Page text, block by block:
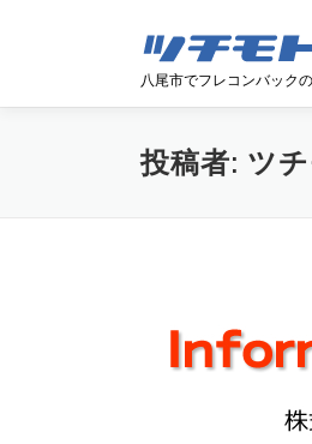
八尾市でフレコンバック
投稿者: ツ